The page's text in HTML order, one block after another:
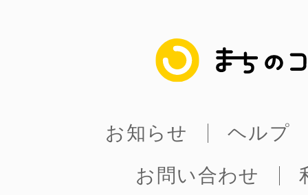
まちのコイン
お知らせ
ヘルプ
お問い合わせ